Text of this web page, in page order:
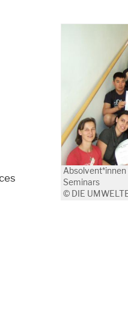
Seminars
© DIE